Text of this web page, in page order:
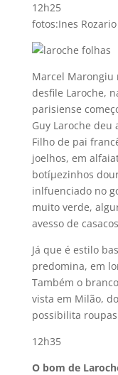
12h25
fotos:Ines Rozario
Marcel Marongiu
desfile Laroche,
parisiense
Guy Laroche
Filho de pai
joelhos, em
botíµezinhos
inlfuenciado no
muito verde,
avesso de
Já que é estilo
predomina, em
Também o
vista em Milão,
possibilita
12h35
O bom de